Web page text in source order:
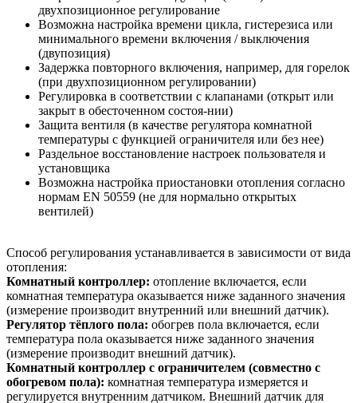
двухпозиционное регулирование
Возможна настройка времени цикла, гистерезиса или
минимального времени включения / выключения
(двупозиция)
Задержка повторного включения, например, для горелок
(при двухпозиционном регулировании)
Регулировка в соответствии с клапанами (открыт или
закрыт в обесточенном состоя-нии)
Защита вентиля (в качестве регулятора комнатной
температуры с функцией ограничителя или без нее)
Раздельное восстановление настроек пользователя и
установщика
Возможна настройка приостановки отопления согласно
нормам EN 50559 (не для нормально открытых
вентилей)
Способ регулирования устанавливается в зависимости от вида
отопления:
Комнатный контроллер: отопление включается, если
комнатная температура оказывается ниже заданного значения
(измерение производит внутренний или внешний датчик).
Регулятор тёплого пола: обогрев пола включается, если
температура пола оказывается ниже заданного значения
(измерение производит внешний датчик).
Комнатный контроллер с ограничителем (совместно с
обогревом пола): комнатная температура измеряется и
регулируется внутренним датчиком. Внешний датчик для